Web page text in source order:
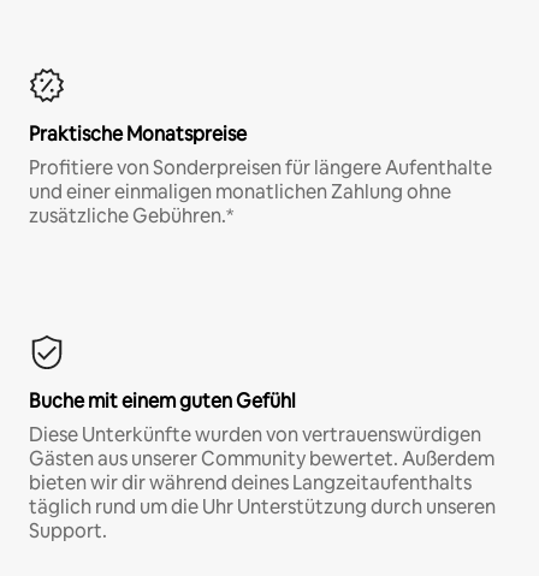
Praktische Monatspreise
Profitiere von Sonderpreisen für längere Aufenthalte
und einer einmaligen monatlichen Zahlung ohne
zusätzliche Gebühren.*
Buche mit einem guten Gefühl
Diese Unterkünfte wurden von vertrauenswürdigen
Gästen aus unserer Community bewertet. Außerdem
bieten wir dir während deines Langzeitaufenthalts
täglich rund um die Uhr Unterstützung durch unseren
Support.